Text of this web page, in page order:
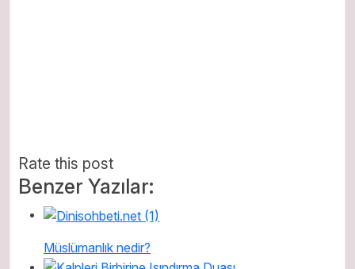
Rate this post
Benzer Yazılar:
Müslümanlık nedir?